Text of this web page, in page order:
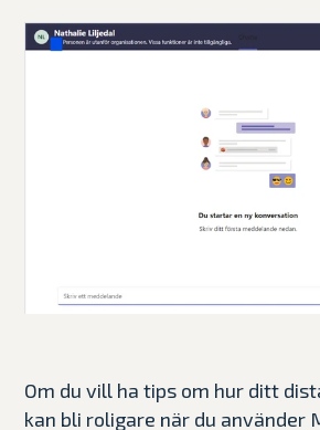
Om du vill ha tips om hur ditt
kan bli roligare när du använder